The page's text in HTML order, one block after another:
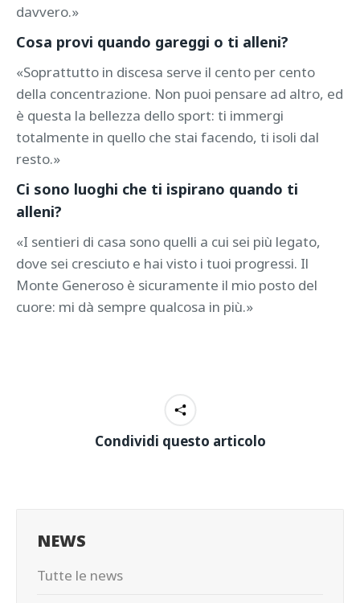
davvero.»
Cosa provi quando gareggi o ti alleni?
«Soprattutto in discesa serve il cento per cento
della concentrazione. Non puoi pensare ad altro, ed
è questa la bellezza dello sport: ti immergi
totalmente in quello che stai facendo, ti isoli dal
resto.»
Ci sono luoghi che ti ispirano quando ti
alleni?
«I sentieri di casa sono quelli a cui sei più legato,
dove sei cresciuto e hai visto i tuoi progressi. Il
Monte Generoso è sicuramente il mio posto del
cuore: mi dà sempre qualcosa in più.»
Condividi questo articolo
NEWS
Tutte le news